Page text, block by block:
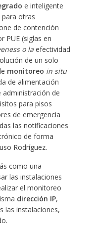
e inteligente
otras
de contención
PUE (siglas en
o la efectividad
de un solo
monitoreo in situ
de alimentación
administración de
para pisos
de emergencia
las notificaciones
de forma
Rodríguez.
como una
las instalaciones
el monitoreo
dirección IP,
las instalaciones,